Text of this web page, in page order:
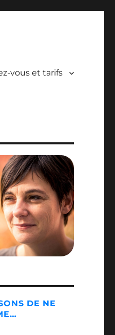
vous et tarifs
DE NE